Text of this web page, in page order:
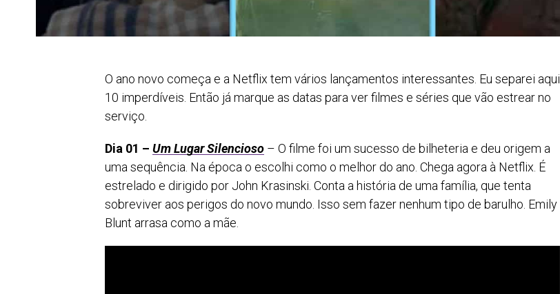
O ano novo começa e a Netflix tem vários lançamentos interessantes. Eu separei aqui
10 imperdíveis. Então já marque as datas para ver filmes e séries que vão estrear no
serviço.
Dia 01 – Um Lugar Silencioso – O filme foi um sucesso de bilheteria e deu origem a
uma sequência. Na época o escolhi como o melhor do ano. Chega agora à Netflix. É
estrelado e dirigido por John Krasinski. Conta a história de uma família, que tenta
sobreviver aos perigos do novo mundo. Isso sem fazer nenhum tipo de barulho. Emily
Blunt arrasa como a mãe.